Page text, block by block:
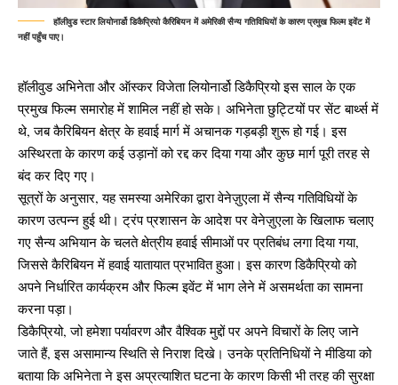
हॉलीवुड स्टार लियोनार्डो डिकैप्रियो कैरिबियन में अमेरिकी सैन्य गतिविधियों के कारण प्रमुख फिल्म इवेंट में
नहीं पहुँच पाए।
हॉलीवुड अभिनेता और ऑस्कर विजेता लियोनार्डो डिकैप्रियो इस साल के एक
प्रमुख फिल्म समारोह में शामिल नहीं हो सके। अभिनेता छुट्टियों पर सेंट बार्थ्स में
थे, जब कैरिबियन क्षेत्र के हवाई मार्ग में अचानक गड़बड़ी शुरू हो गई। इस
अस्थिरता के कारण कई उड़ानों को रद्द कर दिया गया और कुछ मार्ग पूरी तरह से
बंद कर दिए गए।
सूत्रों के अनुसार, यह समस्या अमेरिका द्वारा वेनेज़ुएला में सैन्य गतिविधियों के
कारण उत्पन्न हुई थी। ट्रंप प्रशासन के आदेश पर वेनेज़ुएला के खिलाफ चलाए
गए सैन्य अभियान के चलते क्षेत्रीय हवाई सीमाओं पर प्रतिबंध लगा दिया गया,
जिससे कैरिबियन में हवाई यातायात प्रभावित हुआ। इस कारण डिकैप्रियो को
अपने निर्धारित कार्यक्रम और फिल्म इवेंट में भाग लेने में असमर्थता का सामना
करना पड़ा।
डिकैप्रियो, जो हमेशा पर्यावरण और वैश्विक मुद्दों पर अपने विचारों के लिए जाने
जाते हैं, इस असामान्य स्थिति से निराश दिखे। उनके प्रतिनिधियों ने मीडिया को
बताया कि अभिनेता ने इस अप्रत्याशित घटना के कारण किसी भी तरह की सुरक्षा